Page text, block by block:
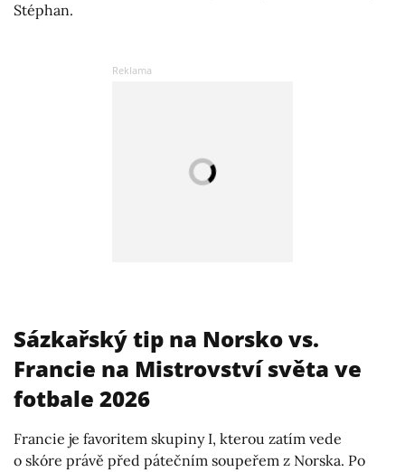
Stéphan.
Sázkařský tip na Norsko vs.
Francie na Mistrovství světa ve
fotbale 2026
Francie je favoritem skupiny I, kterou zatím vede
o skóre právě před pátečním soupeřem z Norska. Po